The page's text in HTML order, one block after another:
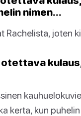
nimen…
Rachelista, joten
otettava
kerta, kun